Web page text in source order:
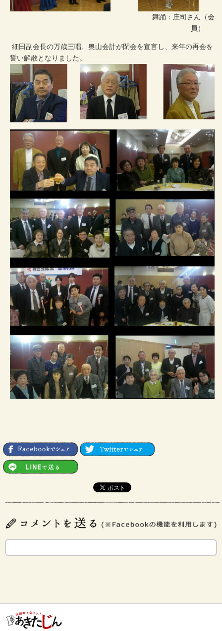
舞踊：庄司さん（会
員）
細田副会長の万歳三唱、奥山会計が閉会を宣言し、来年の再会を
誓い解散となりました。